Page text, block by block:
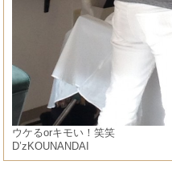
ウケるorキモい！笑笑
D’zKOUNANDAI